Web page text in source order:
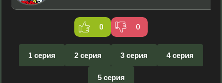
0 0
1 серия 2 серия 3 серия 4 серия
5 серия